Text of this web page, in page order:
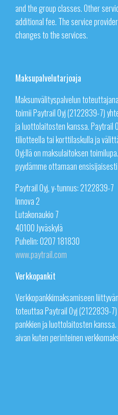
and the group classes. Other
additional fee. The service
changes to the services.
Maksupalvelutarjoaja
Maksunvälityspalvelun
toimii Paytrail Oyj (2122839-7)
ja luottolaitosten kanssa. Paytrail
tiliotteella tai korttilaskulla ja
Oyj:llä on maksulaitoksen
pyydämme ottamaan
Paytrail Oyj, y-tunnus: 2122839-7
Innova 2
Lutakonaukio 7
40100 Jyväskylä
Puhelin: 0207 181830
www.paytrail.com
Verkkopankit
Verkkopankkimaksamiseen
toteuttaa Paytrail Oyj (2122839-
pankkien ja luottolaitosten
aivan kuten perinteinen